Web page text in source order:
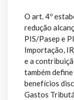
O art. 4º
redução
PIS/Pasep e
Importação,
e a
também
benefícios
Gastos